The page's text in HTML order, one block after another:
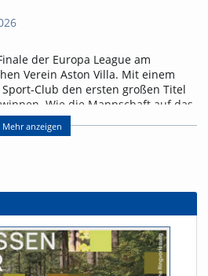
der Europa League am
Verein Aston Villa. Mit einem
Club den ersten großen Titel
Wie die Mannschaft auf das
Gegner auf sie zukommt, erfahrt
Mehr anzeigen